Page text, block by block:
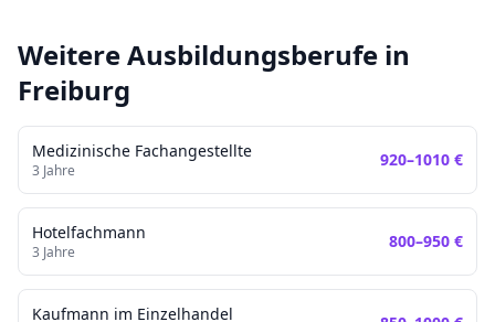
Weitere Ausbildungsberufe in
Freiburg
Medizinische Fachangestellte
3 Jahre
920–1010 €
Hotelfachmann
3 Jahre
800–950 €
Kaufmann im Einzelhandel